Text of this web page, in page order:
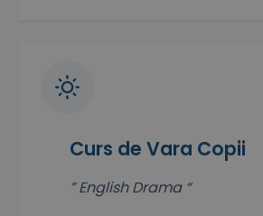
Curs de Vara Copii
” English Drama “